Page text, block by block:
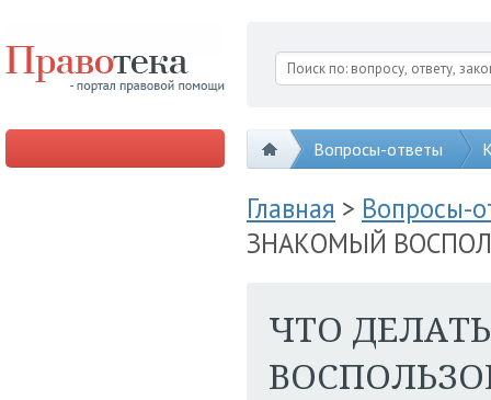
Вопросы-ответы
Главная > Вопросы-
ЗНАКОМЫЙ
ЧТО